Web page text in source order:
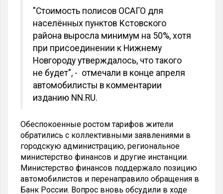
"Стоимость полисов ОСАГО для
населённых пунктов Кстовского
района выросла минимум на 50%, хотя
при присоединении к Нижнему
Новгороду утверждалось, что такого
не будет", - отмечали в конце апреля
автомобилисты в комментарии
изданию NN.RU.
Обеспокоенные ростом тарифов жители
обратились с коллективными заявлениями в
городскую администрацию, региональное
министерство финансов и другие инстанции.
Министерство финансов поддержало позицию
автомобилистов и перенаправило обращения в
Банк России. Вопрос вновь обсудили в ходе